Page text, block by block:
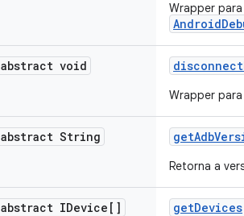
Wrapper para
abstract void disconnect
Wrapper para
abstract String getAdb
Retorna a
abstract IDevice[] getDevices